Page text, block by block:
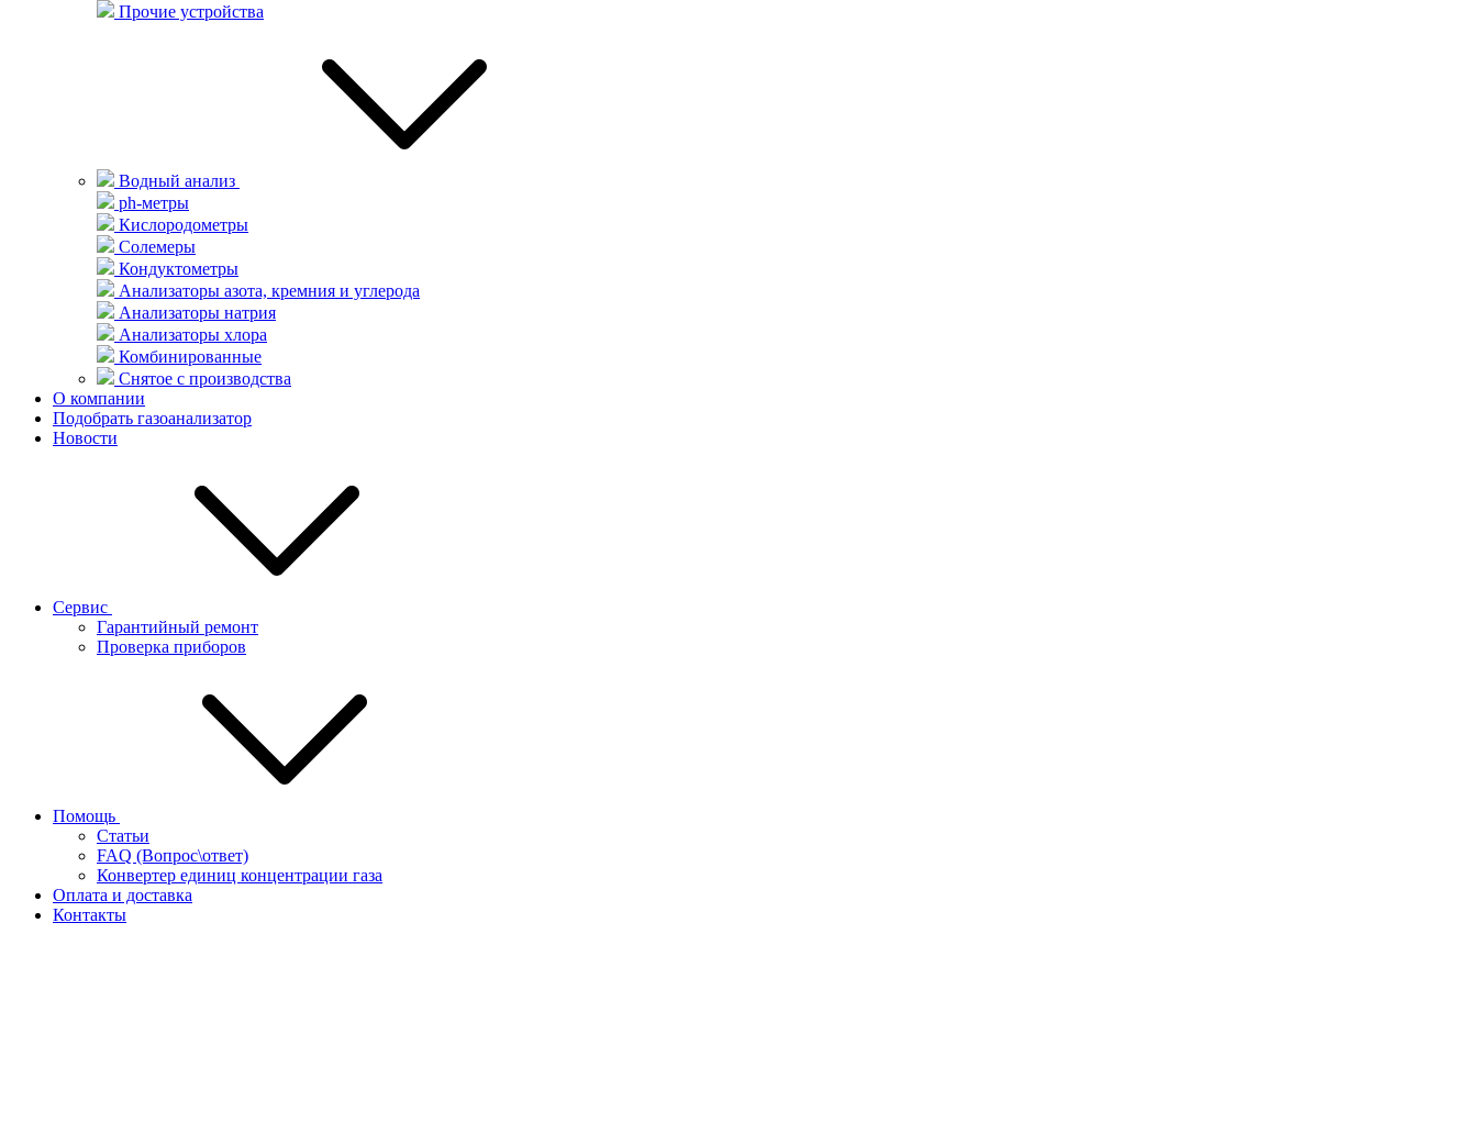
Прочие устройства
Водный анализ
ph-метры
Кислородометры
Солемеры
Кондуктометры
Анализаторы азота, кремния и углерода
Анализаторы натрия
Анализаторы хлора
Комбинированные
Снятое с производства
О компании
Подобрать газоанализатор
Новости
Сервис
Гарантийный ремонт
Проверка приборов
Помощь
Статьи
FAQ (Вопрос\ответ)
Конвертер единиц концентрации газа
Оплата и доставка
Контакты